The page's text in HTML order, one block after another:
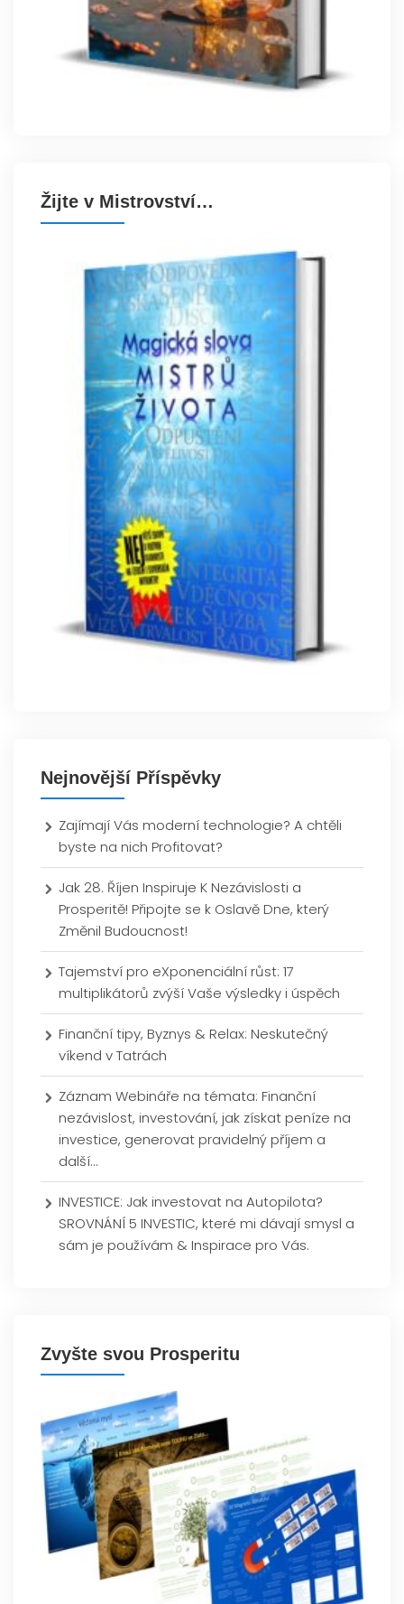
Žijte v Mistrovství…
Nejnovější Příspěvky
Zajímají Vás moderní technologie? A chtěli
byste na nich Profitovat?
Jak 28. Říjen Inspiruje K Nezávislosti a
Prosperitě! Připojte se k Oslavě Dne, který
Změnil Budoucnost!
Tajemství pro eXponenciální růst: 17
multiplikátorů zvýší Vaše výsledky i úspěch
Finanční tipy, Byznys & Relax: Neskutečný
víkend v Tatrách
Záznam Webináře na témata: Finanční
nezávislost, investování, jak získat peníze na
investice, generovat pravidelný příjem a
další…
INVESTICE: Jak investovat na Autopilota?
SROVNÁNÍ 5 INVESTIC, které mi dávají smysl a
sám je používám & Inspirace pro Vás.
Zvyšte svou Prosperitu